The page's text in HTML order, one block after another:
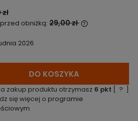
obniżką: 29,00 zł
pojawił się w
2026
DO KOSZYKA
zakup produktu otrzymasz 6 pkt [ ? ]
się więcej o programie